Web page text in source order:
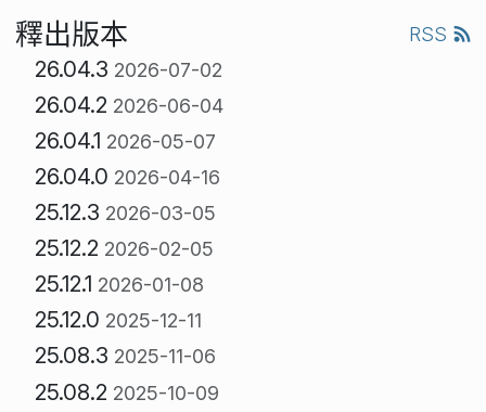
釋出版本 RSS
26.04.3 2026-07-02
26.04.2 2026-06-04
26.04.1 2026-05-07
26.04.0 2026-04-16
25.12.3 2026-03-05
25.12.2 2026-02-05
25.12.1 2026-01-08
25.12.0 2025-12-11
25.08.3 2025-11-06
25.08.2 2025-10-09